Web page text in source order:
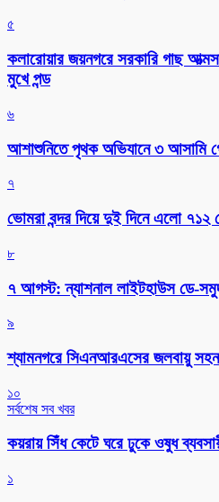
৫
কলারোয়ার জয়নগরে সরকারি গাছ
মুখে পন্ড
৬
আশাশুনিতে পৃথক অভিযানে ৩ আসামি
৭
ভোমরা বন্দর দিয়ে দুই দিনে এলো ৭১২
৮
৭ আগস্ট: ন্যাশনাল লাইটহাউস ডে-
৯
শ্যামনগরে সিএনআরএসের জলবায়ু
১০
সর্বশেষ সব খবর
কয়রায় সিঁধ কেটে ঘরে ঢুকে ওষুধ
১